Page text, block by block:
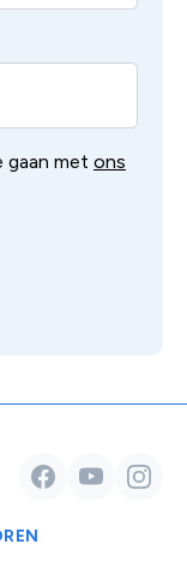
gaan met ons
FacebookYouTube